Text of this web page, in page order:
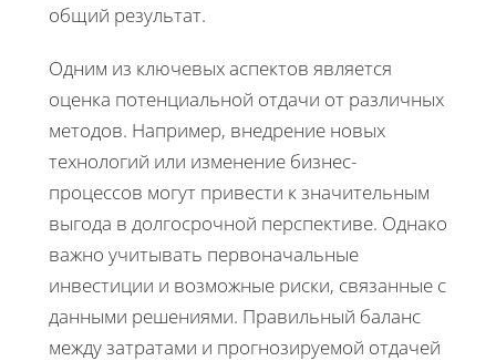
общий результат.
Одним из ключевых аспектов является
оценка потенциальной отдачи от различных
методов. Например, внедрение новых
технологий или изменение бизнес-
процессов могут привести к значительным
выгода в долгосрочной перспективе. Однако
важно учитывать первоначальные
инвестиции и возможные риски, связанные с
данными решениями. Правильный баланс
между затратами и прогнозируемой отдачей